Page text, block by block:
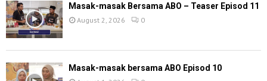
Masak-masak Bersama ABO – Teaser Episod 11
August 2, 2026 0
Masak-masak bersama ABO Episod 10